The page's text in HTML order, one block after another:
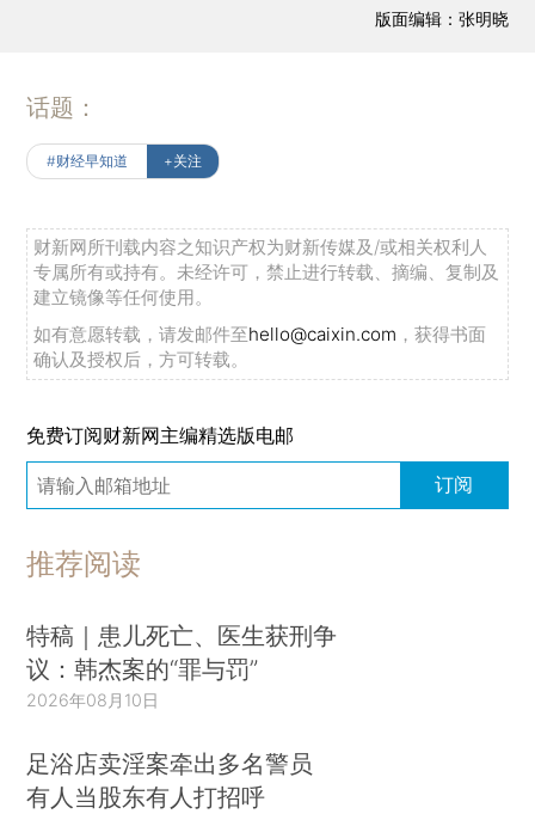
版面编辑：张明晓
话题：
#财经早知道 +关注
财新网所刊载内容之知识产权为财新传媒及/或相关权利人
专属所有或持有。未经许可，禁止进行转载、摘编、复制及
建立镜像等任何使用。
如有意愿转载，请发邮件至hello@caixin.com ，获得书面
确认及授权后，方可转载。
免费订阅财新网主编精选版电邮
订阅
推荐阅读
特稿｜患儿死亡、医生获刑争
议：韩杰案的“罪与罚”
2026年08月10日
足浴店卖淫案牵出多名警员
有人当股东有人打招呼